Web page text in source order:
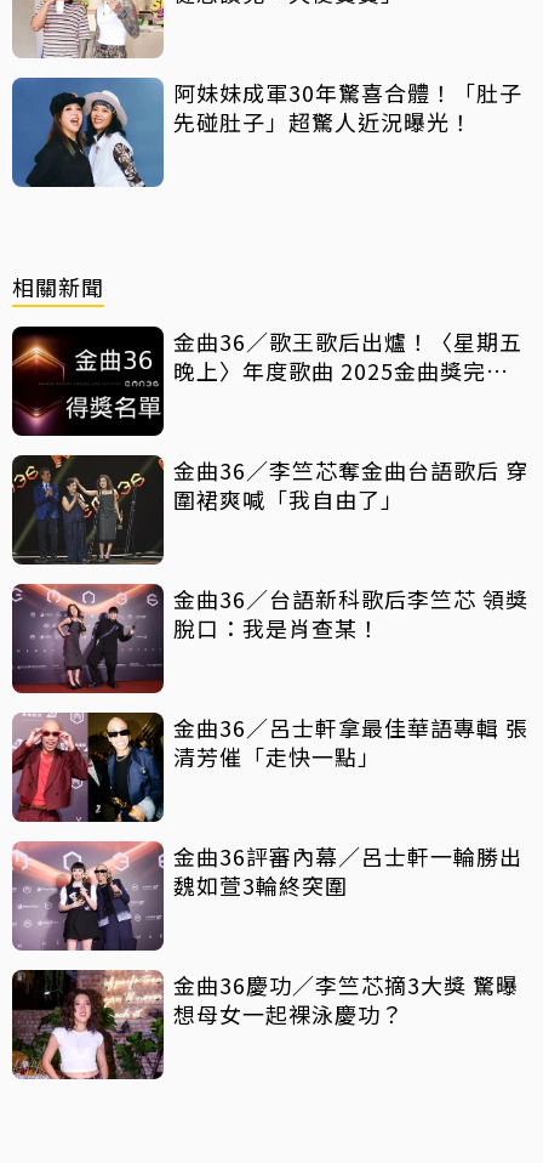
阿妹妹成軍30年驚喜合體！「肚子
先碰肚子」超驚人近況曝光！
相關新聞
金曲36／歌王歌后出爐！〈星期五
晚上〉年度歌曲 2025金曲獎完整
金曲36／李竺芯奪金曲台語歌后 穿
圍裙爽喊「我自由了」
金曲36／台語新科歌后李竺芯 領獎
脫口：我是肖查某！
金曲36／呂士軒拿最佳華語專輯 張
清芳催「走快一點」
金曲36評審內幕／呂士軒一輪勝出
魏如萱3輪終突圍
金曲36慶功／李竺芯摘3大獎 驚曝
想母女一起裸泳慶功？